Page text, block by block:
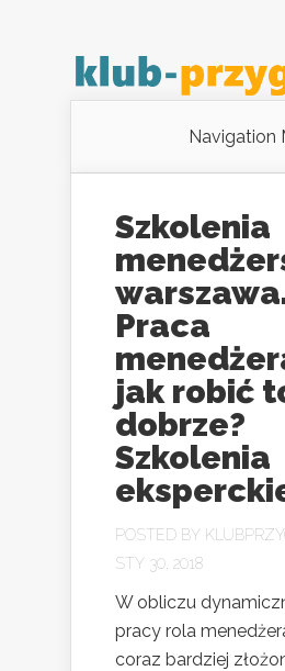
Navigation
Szkolenia
Praca
jak robić
dobrze?
Szkolenia
POSTED BY
STY 30, 2018
W obliczu
pracy rola
coraz bardziej